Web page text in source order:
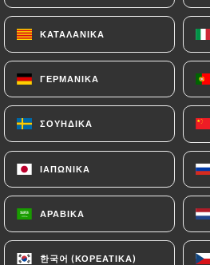
ΚΑΤΑΛΑΝΙΚΆ
ΓΕΡΜΑΝΙΚΆ
ΣΟΥΗΔΙΚΆ
ΙΑΠΩΝΙΚΆ
ΑΡΑΒΙΚΆ
한국어 (ΚΟΡΕΆΤΙΚΑ)
ΑΡΧΙΚΉ/ΕΠΑΦΉ
Επαφή
Adhiloka
ΚΑΤΑΛΑΝΙΚΆ
ΓΕΡΜΑΝΙΚΆ
ΣΟΥΗΔΙΚΆ
ΙΑΠΩΝΙΚΆ
ΑΡΑΒΙΚΆ
한국어 (ΚΟΡΕΆΤΙΚΑ)